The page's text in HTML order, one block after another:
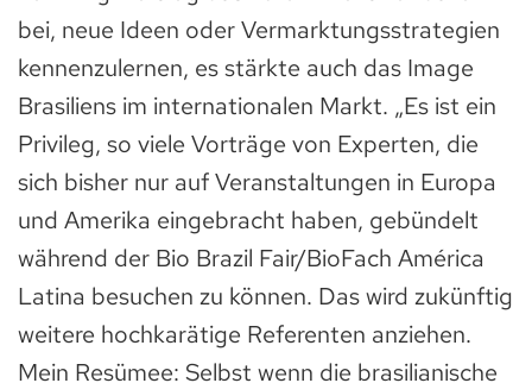
bei, neue Ideen oder Vermarktungsstrategien
kennenzulernen, es stärkte auch das Image
Brasiliens im internationalen Markt. „Es ist ein
Privileg, so viele Vorträge von Experten, die
sich bisher nur auf Veranstaltungen in Europa
und Amerika eingebracht haben, gebündelt
während der Bio Brazil Fair/BioFach América
Latina besuchen zu können. Das wird zukünftig
weitere hochkarätige Referenten anziehen.
Mein Resümee: Selbst wenn die brasilianische